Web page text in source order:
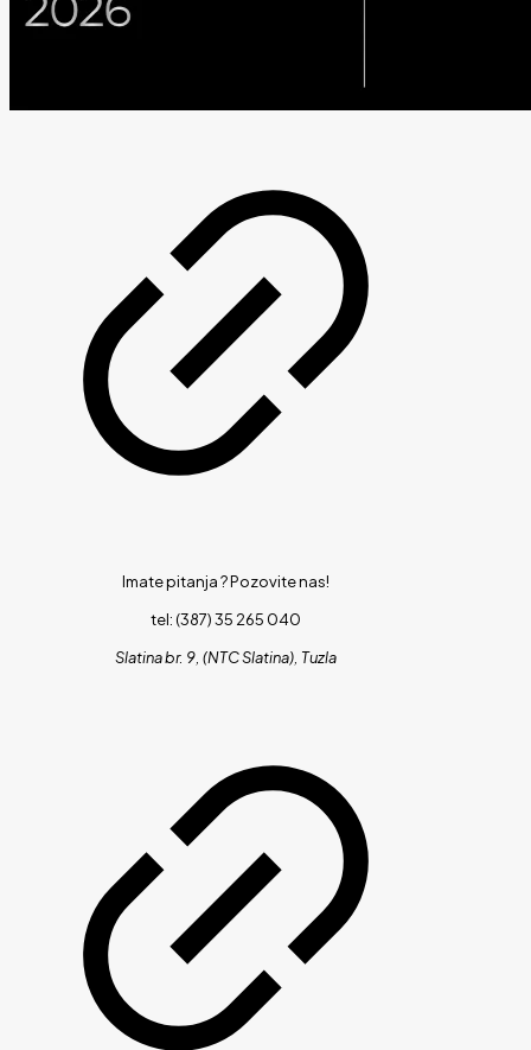
Imate pitanja ?Pozovite nas!
tel: (387) 35 265 040
Slatina br. 9, (NTC Slatina), Tuzla